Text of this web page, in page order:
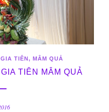
TIÊN, MÂM QUẢ
TIÊN MÂM QUẢ